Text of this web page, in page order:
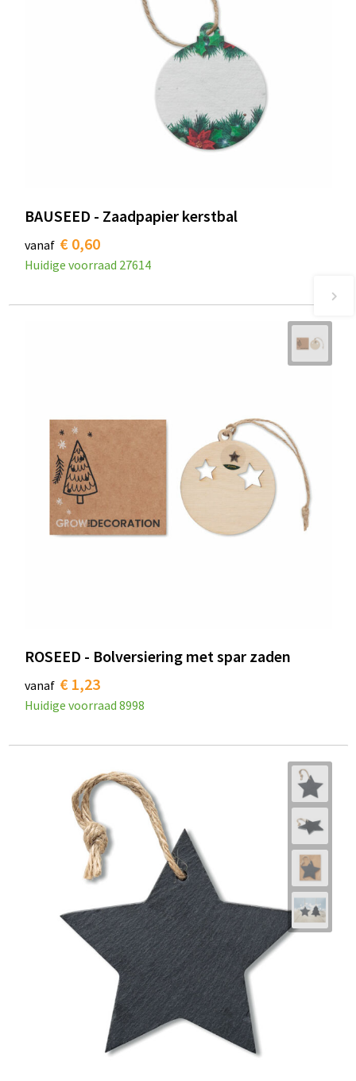
BAUSEED - Zaadpapier kerstbal
vanaf € 0,60
Huidige voorraad 27614
ROSEED - Bolversiering met spar zaden
vanaf € 1,23
Huidige voorraad 8998